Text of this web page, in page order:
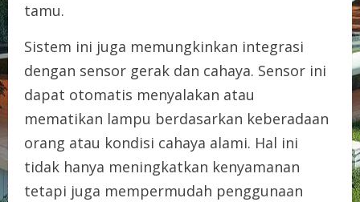
tamu.
Sistem ini juga memungkinkan integrasi
dengan sensor gerak dan cahaya. Sensor ini
dapat otomatis menyalakan atau
mematikan lampu berdasarkan keberadaan
orang atau kondisi cahaya alami. Hal ini
tidak hanya meningkatkan kenyamanan
tetapi juga mempermudah penggunaan